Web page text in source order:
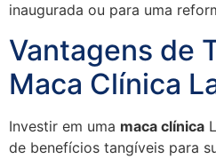
inaugurada ou para uma
Vantagens de
Maca Clínica
Investir em uma maca clínica
de benefícios tangíveis para